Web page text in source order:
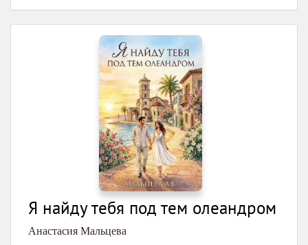
Я найду тебя под тем олеандром
Анастасия Мальцева